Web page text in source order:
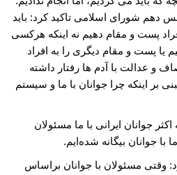
دهم شورای اسلامی تاکید کرد: باید
پست و مقام دهیم نه اینکه هرکسی
یا پست و مقام دیگری را به افراد
و عدالت با آدم ها رفتار داشته
بر اینکه چرا جوانان با ما و سیستم
اکثر جوانان ایرانی با ما مسئولان
با جوانان بیگانه شده‌ایم.
وقتی مسئولان با جوانان براساس